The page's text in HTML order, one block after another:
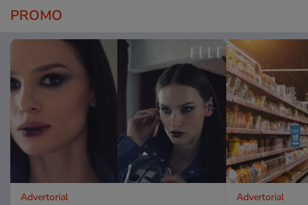
PROMO
Advertorial Advertorial